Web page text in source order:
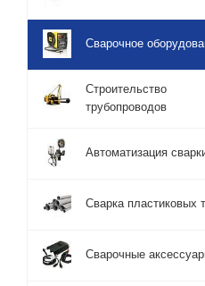
Сварочное
Строительство
трубопроводов
Автоматизация
Сварка пластиковых
Сварочные